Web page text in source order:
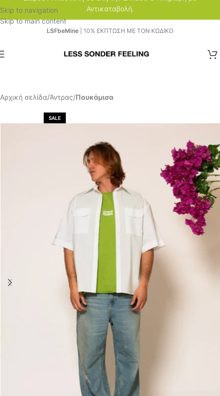
Skip to navigation
Skip to main content
Αντικαταβολή.
LSFbeMine | 10% ΕΚΠΤΩΣΗ ΜΕ ΤΟΝ ΚΩΔΙΚΟ
Αρχική σελίδα Άντρας Πουκάμισα
SALE